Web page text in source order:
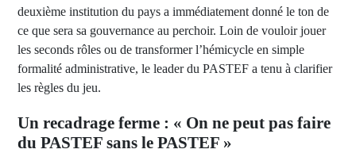
deuxième institution du pays a immédiatement donné le ton de
ce que sera sa gouvernance au perchoir. Loin de vouloir jouer
les seconds rôles ou de transformer l’hémicycle en simple
formalité administrative, le leader du PASTEF a tenu à clarifier
les règles du jeu.
Un recadrage ferme : « On ne peut pas faire
du PASTEF sans le PASTEF »